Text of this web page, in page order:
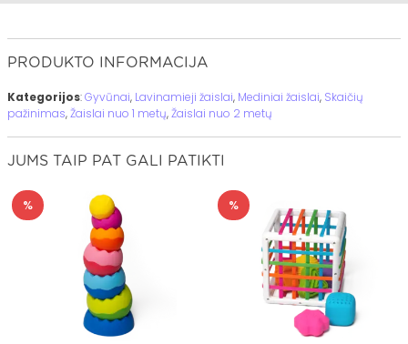
PRODUKTO INFORMACIJA
Kategorijos:Gyvūnai, Lavinamieji žaislai, Mediniai žaislai, Skaičių
pažinimas,Žaislai nuo 1 metų,Žaislai nuo 2 metų
JUMS TAIP PAT GALI PATIKTI
% %